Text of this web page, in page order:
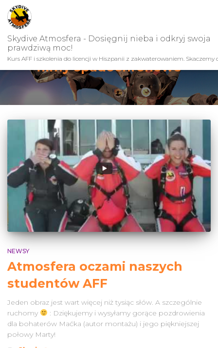
Skydive Atmosfera - Dosięgnij nieba i odkryj swoja
prawdziwą moc!
Kurs AFF i szkolenia do licencji w Hiszpanii z zakwaterowaniem. Skaczemy
filmy spadochronowe
NEWSY
Atmosfera oczami naszych
studentów AFF
Jeden obraz jest wart więcej niż tysiąc słów. A szczególnie
ruchomy
: Dziękujemy i wysyłamy gorące pozdrowienia
dla bohaterów Maćka (autor montażu) i jego piękniejszej
połowy Marty!